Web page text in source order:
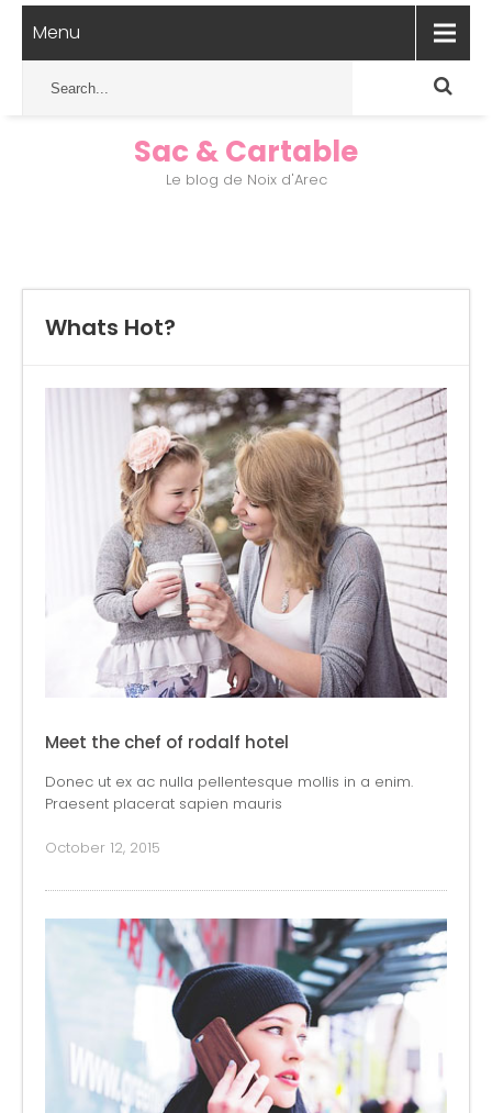
Menu
Sac & Cartable
Le blog de Noix d'Arec
Whats Hot?
Meet the chef of rodalf hotel
Donec ut ex ac nulla pellentesque mollis in a enim.
Praesent placerat sapien mauris
October 12, 2015